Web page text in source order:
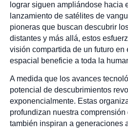
lograr siguen ampliándose hacia
lanzamiento de satélites de
pioneras que buscan descubrir
distantes y más allá, estos
visión compartida de un futuro en
espacial beneficie a toda la
A medida que los avances
potencial de descubrimientos
exponencialmente. Estas
profundizan nuestra
también inspiran a generaciones